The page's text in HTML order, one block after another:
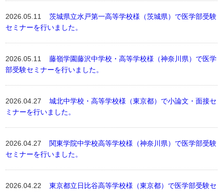
2026.05.11茨城県立水戸第一高等学校様（茨城県）で医学部受験
セミナーを行いました。
2026.05.11藤嶺学園藤沢中学校・高等学校様（神奈川県）で医学
部受験セミナーを行いました。
2026.04.27城北中学校・高等学校様（東京都）で小論文・面接セ
ミナーを行いました。
2026.04.27 関東学院中学校高等学校様（神奈川県）で医学部受験
セミナーを行いました。
2026.04.22東京都立日比谷高等学校様（東京都）で医学部受験セ